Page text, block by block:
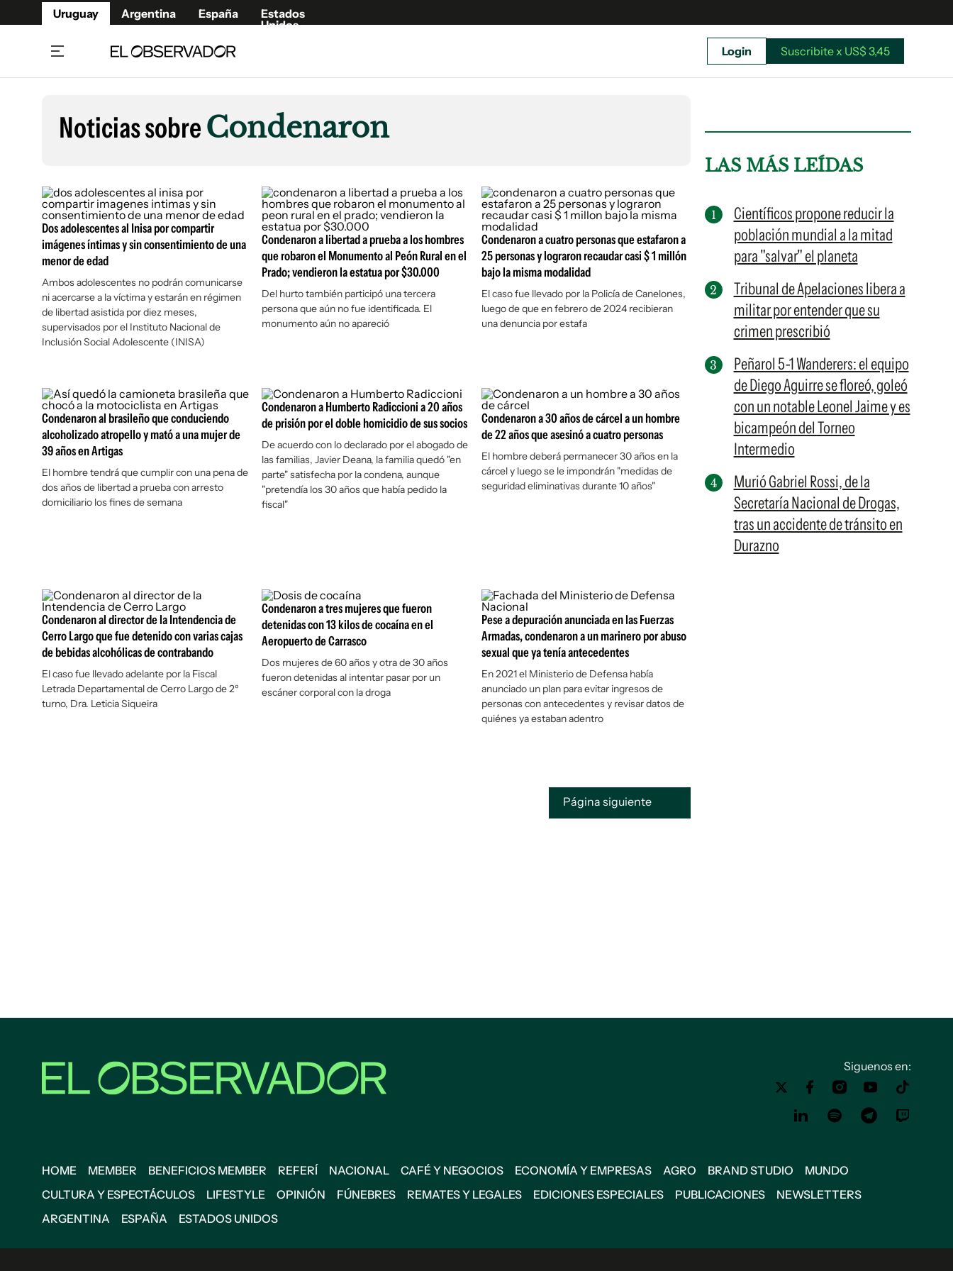
Uruguay Argentina España
Estados
Unidos
Beneficios Member
Café y Negocios
Economía y Empresas
Agro
Brand Studio
Mundo
Cultura y Espectáculos
Fúnebres
Publicaciones
Newsletters
Argentina
España
Estados Unidos
Suscribite x US$ 3,45
Login Suscribite x US$ 3,45
Noticias sobreCondenaron
Dos adolescentes al Inisa por compartir
imágenes íntimas y sin consentimiento de una
menor de edad
Ambos adolescentes no podrán comunicarse
ni acercarse a la víctima y estarán en régimen
de libertad asistida por diez meses,
supervisados por el Instituto Nacional de
Inclusión Social Adolescente (INISA)
Condenaron a libertad a prueba a los hombres
que robaron el Monumento al Peón Rural en el
Prado; vendieron la estatua por $30.000
Del hurto también participó una tercera
persona que aún no fue identificada. El
monumento aún no apareció
Condenaron a cuatro personas que estafaron a
25 personas y lograron recaudar casi $ 1 millón
bajo la misma modalidad
El caso fue llevado por la Policía de Canelones,
luego de que en febrero de 2024 recibieran
una denuncia por estafa
Condenaron al brasileño que conduciendo
alcoholizado atropello y mató a una mujer de
39 años en Artigas
El hombre tendrá que cumplir con una pena de
dos años de libertad a prueba con arresto
domiciliario los fines de semana
Condenaron a Humberto Radiccioni a 20 años
de prisión por el doble homicidio de sus socios
De acuerdo con lo declarado por el abogado de
las familias, Javier Deana, la familia quedó "en
parte" satisfecha por la condena, aunque
"pretendía los 30 años que había pedido la
fiscal"
Condenaron a 30 años de cárcel a un hombre
de 22 años que asesinó a cuatro personas
El hombre deberá permanecer 30 años en la
cárcel y luego se le impondrán "medidas de
seguridad eliminativas durante 10 años"
Condenaron al director de la Intendencia de
Cerro Largo que fue detenido con varias cajas
de bebidas alcohólicas de contrabando
El caso fue llevado adelante por la Fiscal
Letrada Departamental de Cerro Largo de 2º
turno, Dra. Leticia Siqueira
Condenaron a tres mujeres que fueron
detenidas con 13 kilos de cocaína en el
Aeropuerto de Carrasco
Dos mujeres de 60 años y otra de 30 años
fueron detenidas al intentar pasar por un
escáner corporal con la droga
Pese a depuración anunciada en las Fuerzas
Armadas, condenaron a un marinero por abuso
sexual que ya tenía antecedentes
En 2021 el Ministerio de Defensa había
anunciado un plan para evitar ingresos de
personas con antecedentes y revisar datos de
quiénes ya estaban adentro
Página siguiente
LAS MÁS LEÍDAS
Científicos propone reducir la
población mundial a la mitad
para "salvar" el planeta
Tribunal de Apelaciones libera a
militar por entender que su
crimen prescribió
Peñarol 5-1 Wanderers: el equipo
de Diego Aguirre se floreó, goleó
con un notable Leonel Jaime y es
bicampeón del Torneo
Intermedio
Murió Gabriel Rossi, de la
Secretaría Nacional de Drogas,
tras un accidente de tránsito en
Durazno
Siguenos en:
HOME MEMBER BENEFICIOS MEMBER REFERÍ NACIONAL CAFÉ Y NEGOCIOS ECONOMÍA Y EMPRESAS AGRO BRAND STUDIO
MUNDO
CULTURA Y ESPECTÁCULOS
LIFESTYLE OPINIÓN FÚNEBRES REMATES Y LEGALES EDICIONES ESPECIALES PUBLICACIONES
NEWSLETTERS
ARGENTINA
ESPAÑA ESTADOS UNIDOS